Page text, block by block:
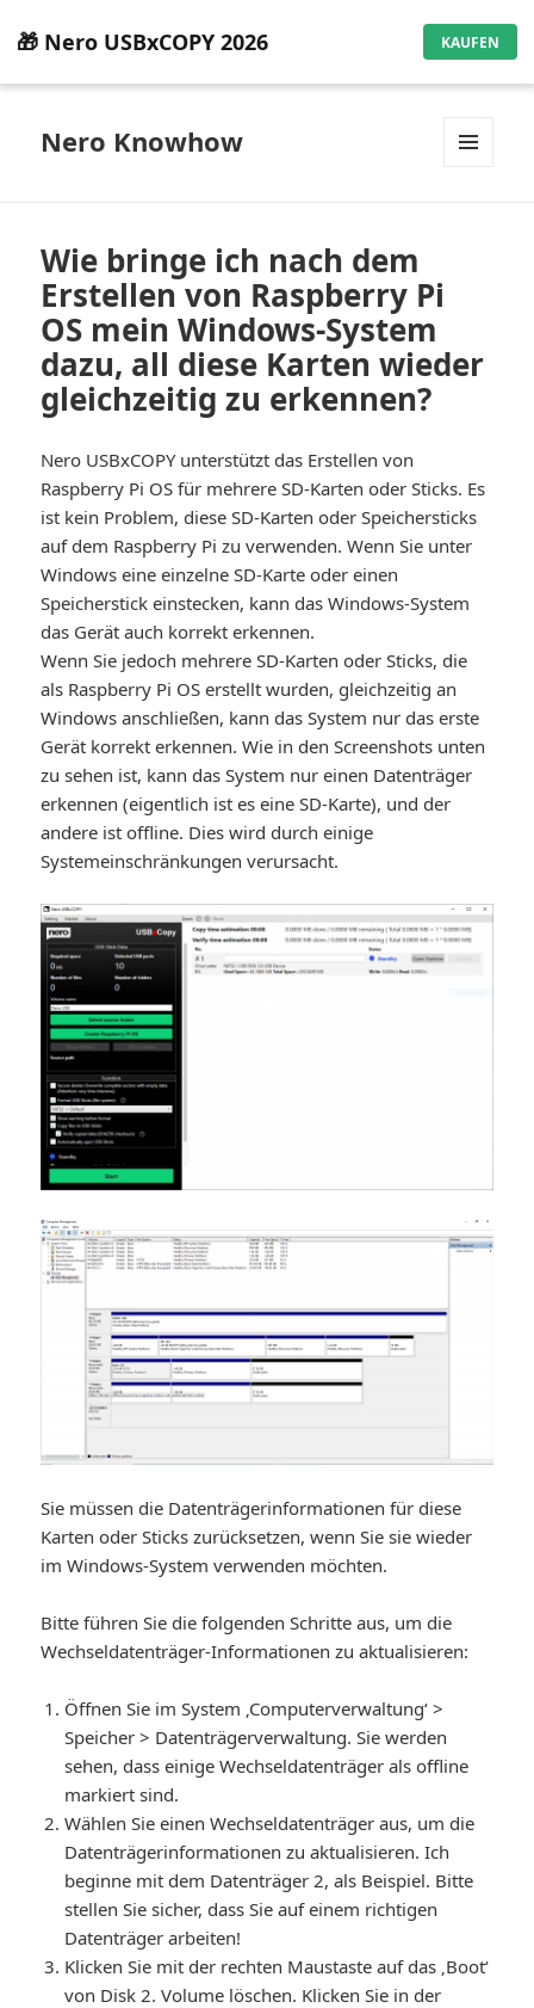
🎁 Nero USBxCOPY 2026 KAUFEN
Nero Knowhow
Wie bringe ich nach dem
Erstellen von Raspberry Pi
OS mein Windows-System
dazu, all diese Karten wieder
gleichzeitig zu erkennen?
Nero USBxCOPY unterstützt das Erstellen von
Raspberry Pi OS für mehrere SD-Karten oder Sticks. Es
ist kein Problem, diese SD-Karten oder Speichersticks
auf dem Raspberry Pi zu verwenden. Wenn Sie unter
Windows eine einzelne SD-Karte oder einen
Speicherstick einstecken, kann das Windows-System
das Gerät auch korrekt erkennen.
Wenn Sie jedoch mehrere SD-Karten oder Sticks, die
als Raspberry Pi OS erstellt wurden, gleichzeitig an
Windows anschließen, kann das System nur das erste
Gerät korrekt erkennen. Wie in den Screenshots unten
zu sehen ist, kann das System nur einen Datenträger
erkennen (eigentlich ist es eine SD-Karte), und der
andere ist offline. Dies wird durch einige
Systemeinschränkungen verursacht.
Sie müssen die Datenträgerinformationen für diese
Karten oder Sticks zurücksetzen, wenn Sie sie wieder
im Windows-System verwenden möchten.
Bitte führen Sie die folgenden Schritte aus, um die
Wechseldatenträger-Informationen zu aktualisieren:
Öffnen Sie im System ‚Computerverwaltung‘ >
Speicher > Datenträgerverwaltung. Sie werden
sehen, dass einige Wechseldatenträger als offline
markiert sind.
Wählen Sie einen Wechseldatenträger aus, um die
Datenträgerinformationen zu aktualisieren. Ich
beginne mit dem Datenträger 2, als Beispiel. Bitte
stellen Sie sicher, dass Sie auf einem richtigen
Datenträger arbeiten!
Klicken Sie mit der rechten Maustaste auf das ‚Boot‘
von Disk 2. Volume löschen. Klicken Sie in der